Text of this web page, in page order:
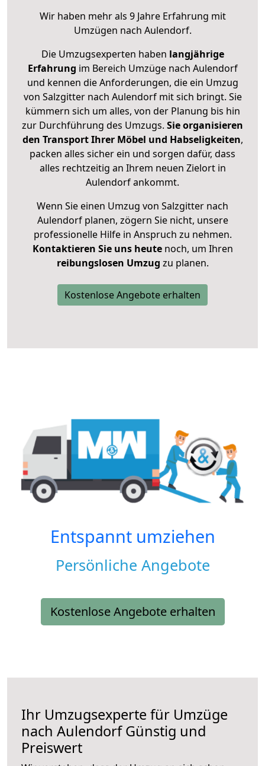
Wir haben mehr als 9 Jahre Erfahrung mit
Umzügen nach Aulendorf.
Die Umzugsexperten haben langjährige
Erfahrung im Bereich Umzüge nach Aulendorf
und kennen die Anforderungen, die ein Umzug
von Salzgitter nach Aulendorf mit sich bringt. Sie
kümmern sich um alles, von der Planung bis hin
zur Durchführung des Umzugs. Sie organisieren
den Transport Ihrer Möbel und Habseligkeiten,
packen alles sicher ein und sorgen dafür, dass
alles rechtzeitig an Ihrem neuen Zielort in
Aulendorf ankommt.
Wenn Sie einen Umzug von Salzgitter nach
Aulendorf planen, zögern Sie nicht, unsere
professionelle Hilfe in Anspruch zu nehmen.
Kontaktieren Sie uns heutenoch, um Ihren
reibungslosen Umzug zu planen.
Kostenlose Angebote erhalten
Entspannt umziehen
Persönliche Angebote
Kostenlose Angebote erhalten
Ihr Umzugsexperte für Umzüge
nach AulendorfGünstig und
Preiswert